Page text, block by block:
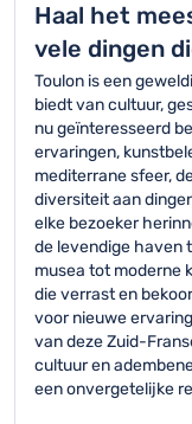
Haal het
vele dingen
Toulon is een
biedt van cultuur,
nu geïnteresseerd
ervaringen,
mediterrane sfeer,
diversiteit aan
elke bezoeker
de levendige haven
musea tot moderne
die verrast en
voor nieuwe
van deze Zuid-
cultuur en
een onvergetelijke